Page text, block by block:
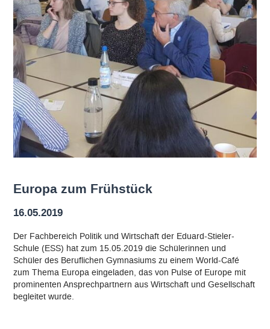
Europa zum Frühstück
16.05.2019
Der Fachbereich Politik und Wirtschaft der Eduard-Stieler-
Schule (ESS) hat zum 15.05.2019 die Schülerinnen und
Schüler des Beruflichen Gymnasiums zu einem World-Café
zum Thema Europa eingeladen, das von Pulse of Europe mit
prominenten Ansprechpartnern aus Wirtschaft und Gesellschaft
begleitet wurde.